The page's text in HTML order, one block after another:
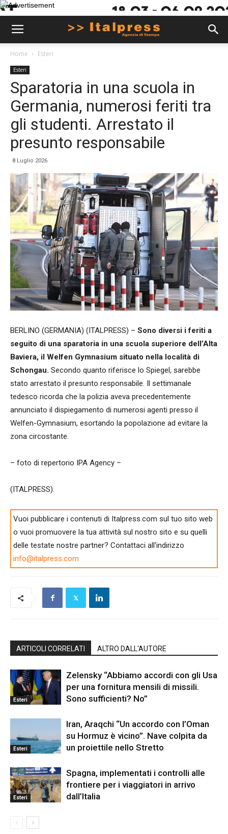
Home Esteri
Esteri
Sparatoria in una scuola in
Germania, numerosi feriti tra
gli studenti. Arrestato il
presunto responsabile
8 Luglio 2026
BERLINO (GERMANIA) (ITALPRESS) – Sono diversi i feriti a
seguito di una sparatoria in una scuola superiore dell’Alta
Baviera, il Welfen Gymnasium situato nella località di
Schongau. Secondo quanto riferisce lo Spiegel, sarebbe
stato arrestato il presunto responsabile. Il settimanale
tedesco ricorda che la polizia aveva precedentemente
annunciato il dispiegamento di numerosi agenti presso il
Welfen-Gymnasium, esortando la popolazione ad evitare la
zona circostante.
– foto di repertorio IPA Agency –
(ITALPRESS).
Vuoi pubblicare i contenuti di Italpress.com sul tuo sito web
o vuoi promuovere la tua attività sul nostro sito e su quelli
delle testate nostre partner? Contattaci all'indirizzo
info@italpress.com
ARTICOLI CORRELATI ALTRO DALL'AUTORE
Esteri
Zelensky “Abbiamo accordi con gli Usa
per una fornitura mensili di missili.
Sono sufficienti? No”
Esteri
Iran, Araqchi “Un accordo con l’Oman
su Hormuz è vicino”. Nave colpita da
un proiettile nello Stretto
Esteri
Spagna, implementati i controlli alle
frontiere per i viaggiatori in arrivo
dall’Italia